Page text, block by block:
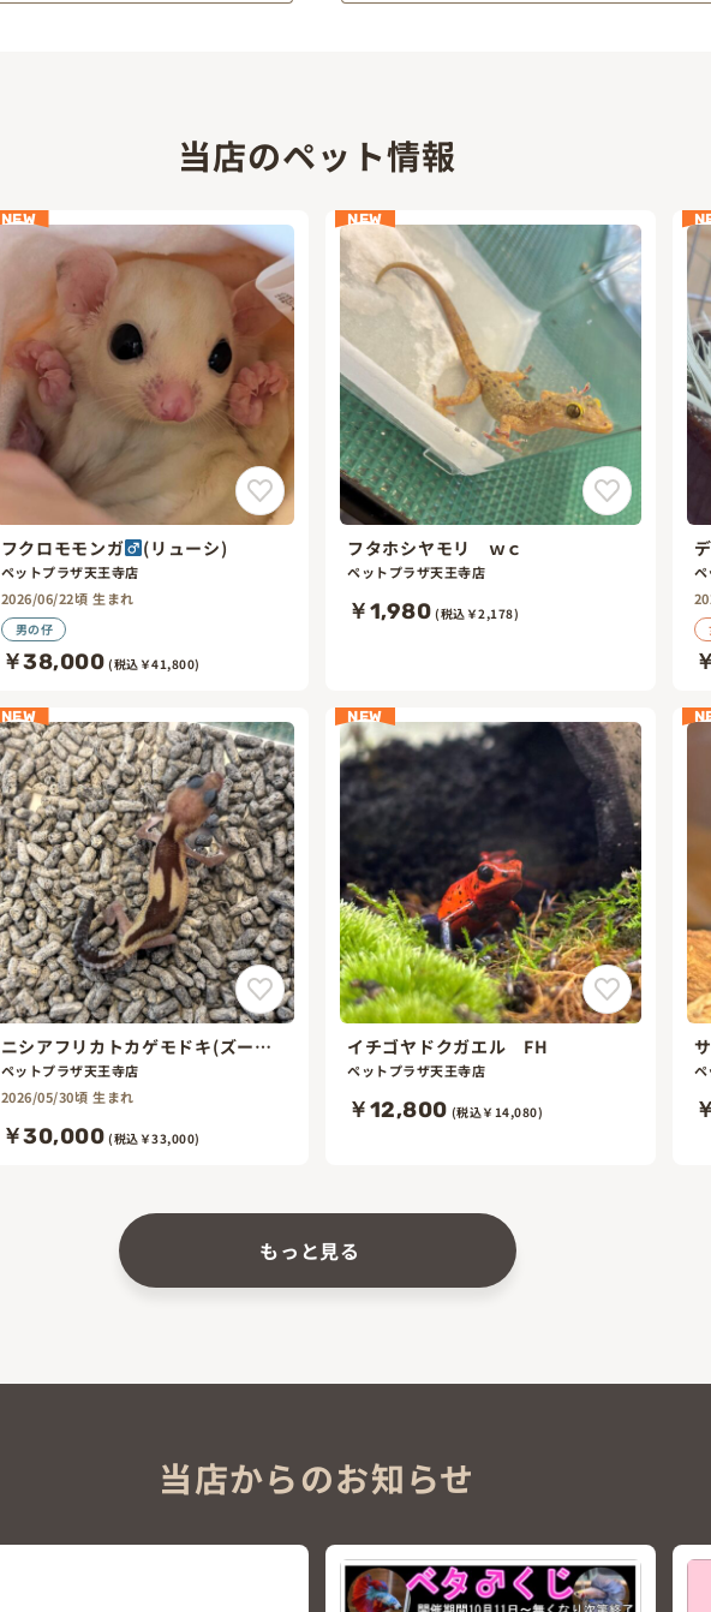
当店のペット情報
NEW
フクロモモンガ (リューシ)
ペットプラザ天王寺店
2026/06/22頃 生まれ
男の仔
￥38,000 (税込￥41,800)
NEW
フタホシヤモリ ｗｃ
ペットプラザ天王寺店
￥1,980 (税込￥2,178)
ペ
NEW
ニシアフリカトカゲモドキ(ズー
ルー)
ペットプラザ天王寺店
2026/05/30頃 生まれ
￥30,000 (税込￥33,000)
NEW
イチゴヤドクガエル FH
ペットプラザ天王寺店
￥12,800 (税込￥14,080)
ペ
もっと見る
当店からのお知らせ